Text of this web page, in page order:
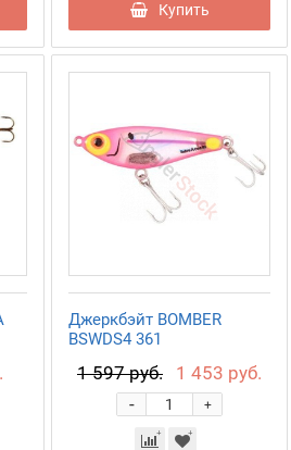
Купить
Джеркбэйт BOMBER
BSWDS4 361
1 597 руб. 1 453 руб.
+
-